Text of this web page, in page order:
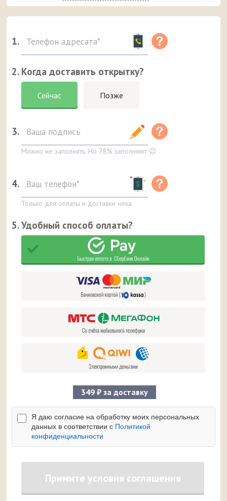
1.
2. Когда доставить открытку?
Сейчас Позже
3.
Можно не заполнять. Но 78% заполняют 😉
4.
Только для оплаты и доставки чека.
5. Удобный способ оплаты?
349 ₽ за доставку
Я даю согласие на обработку моих персональных
данных в соответствии с Политикой
конфиденциальности
Примите условия соглашения